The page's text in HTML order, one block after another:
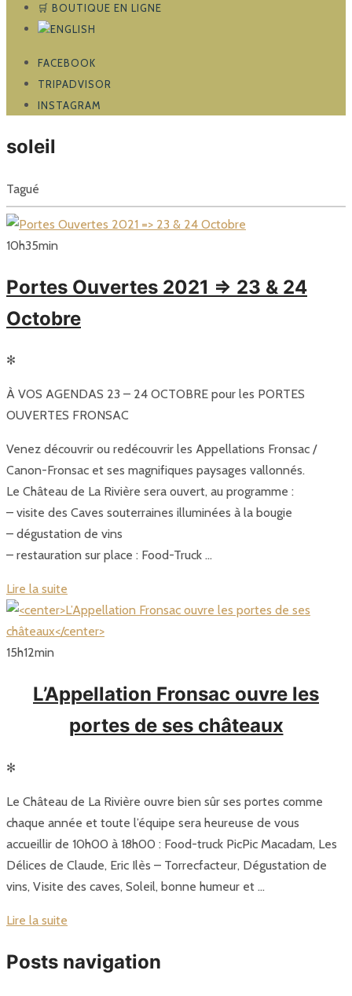
🛒 BOUTIQUE EN LIGNE
FACEBOOK
TRIPADVISOR
INSTAGRAM
soleil
Tagué
10h35min
Portes Ouvertes 2021 => 23 & 24
Octobre
✻
À VOS AGENDAS 23 – 24 OCTOBRE pour les PORTES
OUVERTES FRONSAC
Venez découvrir ou redécouvrir les Appellations Fronsac /
Canon-Fronsac et ses magnifiques paysages vallonnés.
Le Château de La Rivière sera ouvert, au programme :
– visite des Caves souterraines illuminées à la bougie
– dégustation de vins
– restauration sur place : Food-Truck …
Lire la suite
15h12min
L’Appellation Fronsac ouvre les
portes de ses châteaux
✻
Le Château de La Rivière ouvre bien sûr ses portes comme
chaque année et toute l’équipe sera heureuse de vous
accueillir de 10h00 à 18h00 : Food-truck PicPic Macadam, Les
Délices de Claude, Eric Ilès – Torrecfacteur, Dégustation de
vins, Visite des caves, Soleil, bonne humeur et …
Lire la suite
Posts navigation